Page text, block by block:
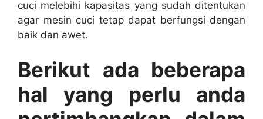
cuci melebihi kapasitas yang sudah ditentukan
agar mesin cuci tetap dapat berfungsi dengan
baik dan awet.
Berikut ada beberapa
hal yang perlu anda